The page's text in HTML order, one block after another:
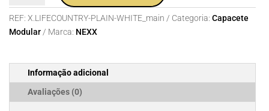
Capacete
NEXX
X.LIFECOUNTRY
WHITE
REF: X.LIFECOUNTRY-PLAIN-WHITE_main Categoria: Capacete
Modular
Marca: NEXX
Informação adicional
Avaliações (0)